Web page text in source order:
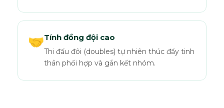
🤝Tính đồng đội cao
Thi đấu đôi (doubles) tự nhiên thúc đẩy tinh
thần phối hợp và gắn kết nhóm.